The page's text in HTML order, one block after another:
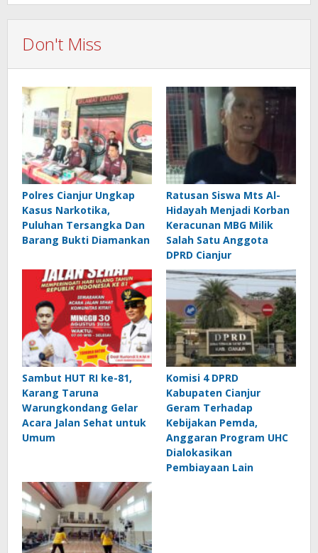
Don't Miss
Polres Cianjur Ungkap
Kasus Narkotika,
Puluhan Tersangka Dan
Barang Bukti Diamankan
Ratusan Siswa Mts Al-
Hidayah Menjadi Korban
Keracunan MBG Milik
Salah Satu Anggota
DPRD Cianjur
Sambut HUT RI ke-81,
Karang Taruna
Warungkondang Gelar
Acara Jalan Sehat untuk
Umum
Komisi 4 DPRD
Kabupaten Cianjur
Geram Terhadap
Kebijakan Pemda,
Anggaran Program UHC
Dialokasikan
Pembiayaan Lain